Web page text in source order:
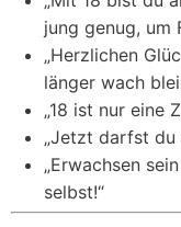
jung genug, um
„Herzlichen
länger wach
„18 ist nur eine
„Jetzt darfst du
„Erwachsen
selbst!“